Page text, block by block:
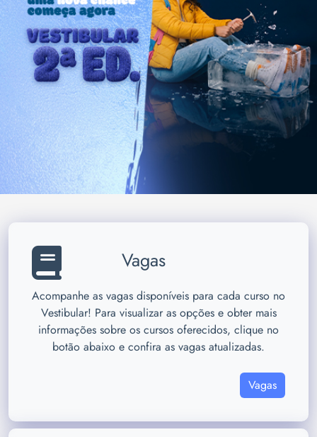
Vagas
Acompanhe as vagas disponíveis para cada curso no
Vestibular! Para visualizar as opções e obter mais
informações sobre os cursos oferecidos, clique no
botão abaixo e confira as vagas atualizadas.
Vagas